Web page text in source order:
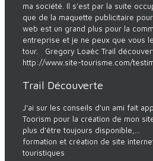
ma société. Il s'est par la suite
que de la maquette publicitaire
web est un grand plus pour la
entreprise et je ne peux que vous
tour. Gregory Loaëc Trail
http://www.site-tourisme.com/
Trail Découverte
J'ai sur les conseils d'un ami fait
Toorism pour la création de mon
plus d’être toujours disponible,...
formation et création de site
touristiques